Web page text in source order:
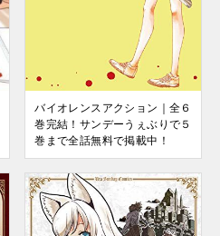
バイオレンスアクション｜全６
巻完結！サンデーうぇぶりで５
巻まで全話無料で掲載中！